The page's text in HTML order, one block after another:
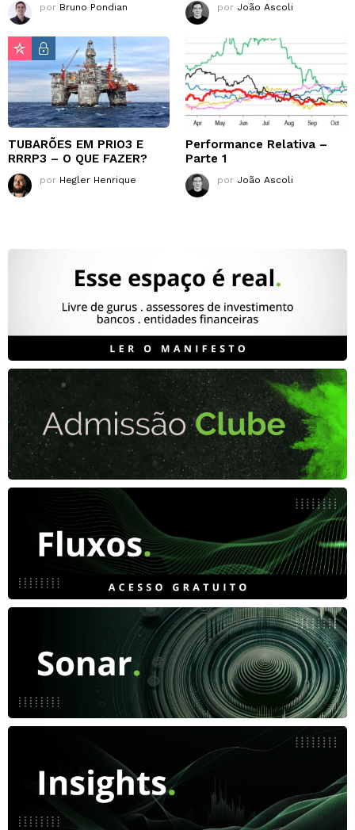
por Bruno Pondian por João Ascoli
TUBARÕES EM PRIO3 E
RRRP3 – O QUE FAZER?
por Hegler Henrique
Performance Relativa –
Parte 1
por João Ascoli